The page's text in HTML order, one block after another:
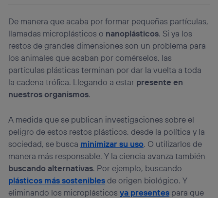
De manera que acaba por formar pequeñas partículas,
llamadas microplásticos o nanoplásticos. Si ya los
restos de grandes dimensiones son un problema para
los animales que acaban por comérselos, las
partículas plásticas terminan por dar la vuelta a toda
la cadena trófica. Llegando a estar presente en
nuestros organismos.
A medida que se publican investigaciones sobre el
peligro de estos restos plásticos, desde la política y la
sociedad, se busca minimizar su uso. O utilizarlos de
manera más responsable. Y la ciencia avanza también
buscando alternativas. Por ejemplo, buscando
plásticos más sosteniblesde origen biológico. Y
eliminando los microplásticosya presentes para que
Este identificador se asigna a la conexión de internet, por
consienta el uso de la tecnología recibirá el mismo
identificador. Típicamente:
Si utilizas unaconexión de banda ancha(p. ej., Wi-Fi),
el marketing o análisis se realizará en función de las
actividades de navegación de los miembros del hogar
que hayan dado su consentimiento.
Si utilizas datos móviles , el marketing será más
personalizado, ya que se basará únicamente en la
Puedes gestionar los consentimientos Utiq seleccionando
“Administrar Utiq” en la parte inferior de esta página web o
visitando el
portal de privacidad de Utiq
(“consenthub”). Para más información, consulta
la política de privacidad de Utiq.